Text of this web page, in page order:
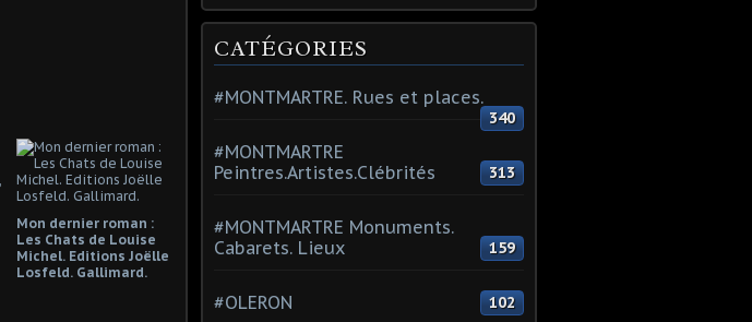
Mon dernier roman :
Les Chats de Louise
Michel. Editions Joëlle
Losfeld. Gallimard.
CATÉGORIES
#MONTMARTRE. Rues et places.
340
#MONTMARTRE
Peintres.Artistes.Clébrités
313
#MONTMARTRE Monuments.
Cabarets. Lieux
159
#OLERON 102